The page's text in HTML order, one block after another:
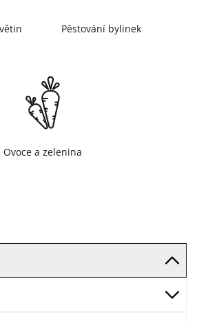
Pěstování bylinek
Ovoce a zelenina